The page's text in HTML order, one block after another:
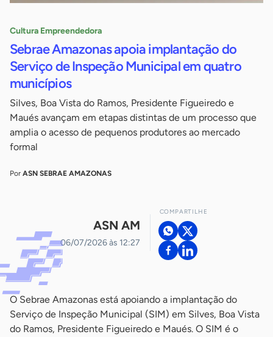
Cultura Empreendedora
Sebrae Amazonas apoia implantação do
Serviço de Inspeção Municipal em quatro
municípios
Silves, Boa Vista do Ramos, Presidente Figueiredo e
Maués avançam em etapas distintas de um processo que
amplia o acesso de pequenos produtores ao mercado
formal
Por ASN SEBRAE AMAZONAS
ASN AM
06/07/2026 às 12:27
COMPARTILHE
O Sebrae Amazonas está apoiando a implantação do
Serviço de Inspeção Municipal (SIM) em Silves, Boa Vista
do Ramos, Presidente Figueiredo e Maués. O SIM é o